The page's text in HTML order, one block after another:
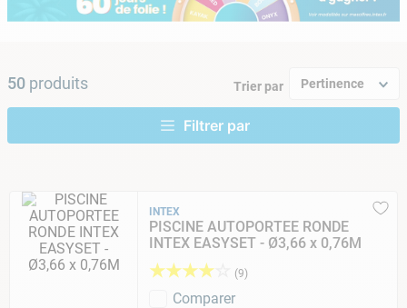
50 produits Trier par Pertinence
INTEX
PISCINE AUTOPORTEE RONDE
INTEX EASYSET - Ø3,66 x 0,76M
★★★★ (9)
Comparer